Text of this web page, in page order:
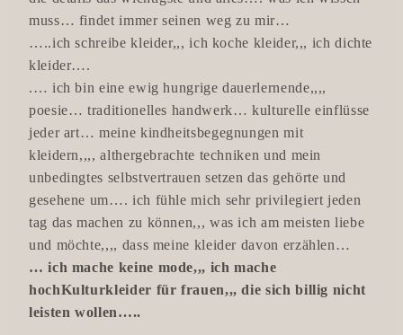
muss… findet immer seinen weg zu mir…
…..ich schreibe kleider,,, ich koche kleider,,, ich dichte
kleider….
.… ich bin eine ewig hungrige dauerlernende,,,,
poesie… traditionelles handwerk… kulturelle einflüsse
jeder art… meine kindheitsbegegnungen mit
kleidern,,,, althergebrachte techniken und mein
unbedingtes selbstvertrauen setzen das gehörte und
gesehene um…. ich fühle mich sehr privilegiert jeden
tag das machen zu können,,, was ich am meisten liebe
und möchte,,,, dass meine kleider davon erzählen…
… ich mache keine mode,,, ich mache
hochKulturkleider für frauen,,, die sich billig nicht
leisten wollen…..